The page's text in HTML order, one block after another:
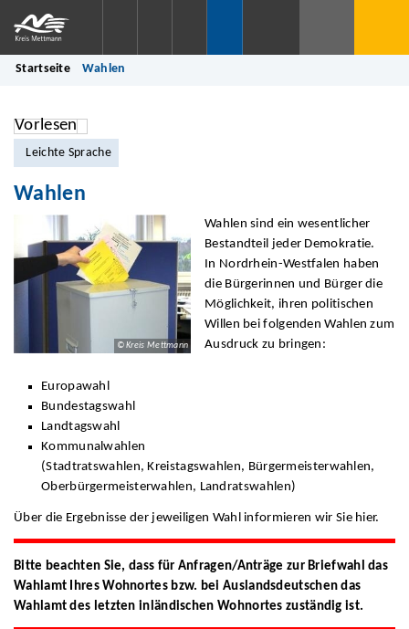
Startseite Wahlen
Vorlesen
Leichte Sprache
Wahlen
© Kreis Mettmann
Wahlen sind ein wesentlicher
Bestandteil jeder Demokratie.
In Nordrhein-Westfalen haben
die Bürgerinnen und Bürger die
Möglichkeit, ihren politischen
Willen bei folgenden Wahlen zum
Ausdruck zu bringen:
Europawahl
Bundestagswahl
Landtagswahl
Kommunalwahlen
(Stadtratswahlen, Kreistagswahlen, Bürgermeisterwahlen,
Oberbürgermeisterwahlen, Landratswahlen)
Über die Ergebnisse der jeweiligen Wahl informieren wir Sie hier.
Bitte beachten Sie, dass für Anfragen/Anträge zur Briefwahl das
Wahlamt Ihres Wohnortes bzw. bei Auslandsdeutschen das
Wahlamt des letzten inländischen Wohnortes zuständig ist.